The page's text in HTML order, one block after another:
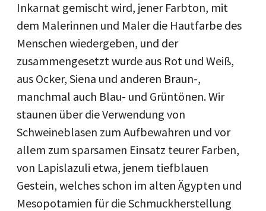
Inkarnat gemischt wird, jener Farbton, mit
dem Malerinnen und Maler die Hautfarbe des
Menschen wiedergeben, und der
zusammengesetzt wurde aus Rot und Weiß,
aus Ocker, Siena und anderen Braun-,
manchmal auch Blau- und Grüntönen. Wir
staunen über die Verwendung von
Schweineblasen zum Aufbewahren und vor
allem zum sparsamen Einsatz teurer Farben,
von Lapislazuli etwa, jenem tiefblauen
Gestein, welches schon im alten Ägypten und
Mesopotamien für die Schmuckherstellung